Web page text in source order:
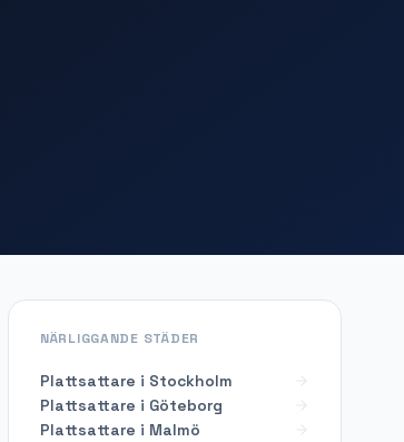
NÄRLIGGANDE STÄDER
Plattsattare i Stockholm
Plattsattare i Göteborg
Plattsattare i Malmö